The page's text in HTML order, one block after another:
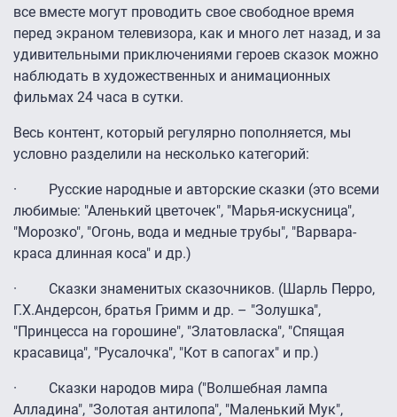
все вместе могут проводить свое свободное время
перед экраном телевизора, как и много лет назад, и за
удивительными приключениями героев сказок можно
наблюдать в художественных и анимационных
фильмах 24 часа в сутки.
Весь контент, который регулярно пополняется, мы
условно разделили на несколько категорий:
· Русские народные и авторские сказки (это всеми
любимые: "Аленький цветочек", "Марья-искусница",
"Морозко", "Огонь, вода и медные трубы", "Варвара-
краса длинная коса" и др.)
· Сказки знаменитых сказочников. (Шарль Перро,
Г.Х.Андерсон, братья Гримм и др. – "Золушка",
"Принцесса на горошине", "Златовласка", "Спящая
красавица", "Русалочка", "Кот в сапогах" и пр.)
· Сказки народов мира ("Волшебная лампа
Алладина", "Золотая антилопа", "Маленький Мук",